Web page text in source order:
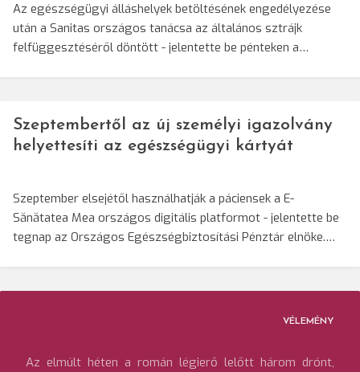
Az egészségügyi álláshelyek betöltésének engedélyezése
után a Sanitas országos tanácsa az általános sztrájk
felfüggesztéséről döntött - jelentette be pénteken a…
Szeptembertől az új személyi igazolvány
helyettesíti az egészségügyi kártyát
Szeptember elsejétől használhatják a páciensek a E-
Sănătatea Mea országos digitális platformot - jelentette be
tegnap az Országos Egészségbiztosítási Pénztár elnöke.…
VÉLEMÉNY
Az elmúlt héten a román légierő lelőtt három drónt,